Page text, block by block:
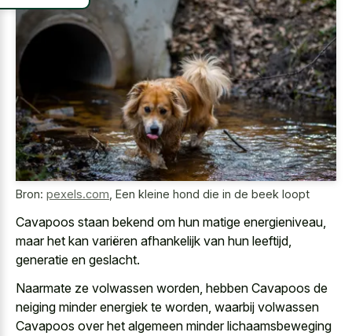
Bron: pexels.com Een kleine hond die in de beek loopt
Cavapoos staan bekend om hun matige energieniveau,
maar het kan variëren afhankelijk van hun leeftijd,
generatie en geslacht.
Naarmate ze volwassen worden, hebben Cavapoos de
neiging minder energiek te worden, waarbij volwassen
Cavapoos over het algemeen minder lichaamsbeweging